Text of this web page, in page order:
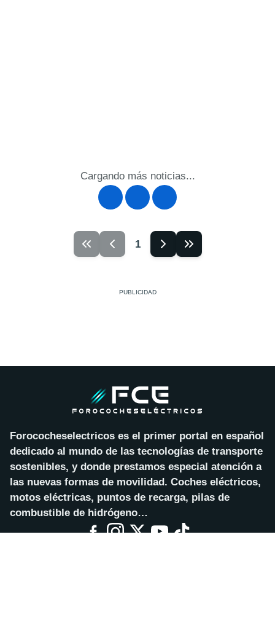
Cargando más noticias...
1
Forococheselectricos es el primer portal en español
dedicado al mundo de las tecnologías de transporte
sostenibles, y donde prestamos especial atención a
las nuevas formas de movilidad. Coches eléctricos,
motos eléctricas, puntos de recarga, pilas de
combustible de hidrógeno…